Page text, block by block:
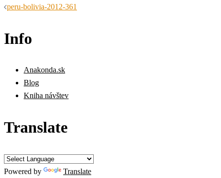
Navigácia
článkami
peru-bolivia-2012-361
Info
Anakonda.sk
Blog
Kniha návštev
Translate
Powered by Translate